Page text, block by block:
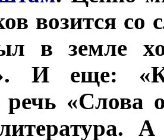
возится со
в земле
И еще:
речь «Слова